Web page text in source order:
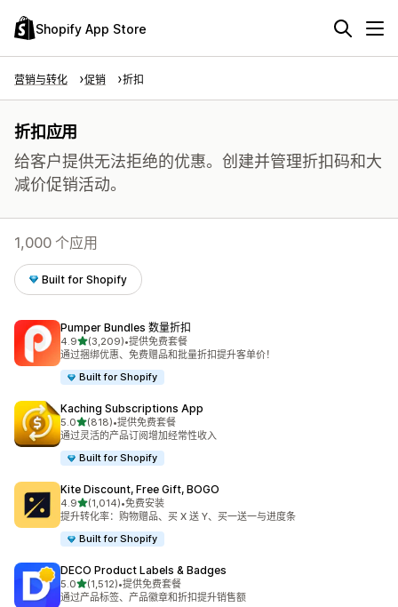
Shopify App Store
营销与转化 促销 折扣
折扣应用
给客户提供无法拒绝的优惠。创建并管理折扣码和大
减价促销活动。
1,000 个应用
Built for Shopify
Pumper Bundles 数量折扣
4.9星（满分 5 星）
(3,209)
总共 3209 条评论
•提供免费套餐
通过捆绑优惠、免费赠品和批量折扣提升客单价！
Built for Shopify
Kaching Subscriptions App
5.0星（满分 5 星）
(818)
总共 818 条评论
•提供免费套餐
通过灵活的产品订阅增加经常性收入
Built for Shopify
Kite Discount, Free Gift, BOGO
4.9星（满分 5 星）
(1,014)
总共 1014 条评论
•免费安装
提升转化率：购物赠品、买 X 送 Y、买一送一与进度条
Built for Shopify
DECO Product Labels & Badges
5.0星（满分 5 星）
(1,512)
总共 1512 条评论
•提供免费套餐
通过产品标签、产品徽章和折扣提升销售额